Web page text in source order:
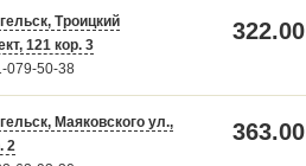
загружается...
Троицкий
121 кор. 3
079-50-38
322.00
Маяковского ул.,
2
363.00